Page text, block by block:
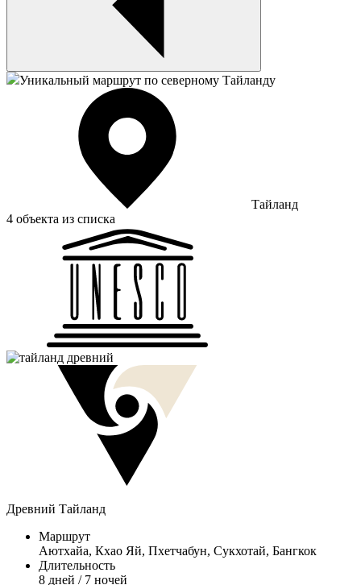
Уникальный маршрут по северному Тайланду
Тайланд
4 объекта из списка
Древний Тайланд
Маршрут
Аютхайа, Кхао Яй, Пхетчабун, Сукхотай, Бангкок
Длительность
8 дней / 7 ночей